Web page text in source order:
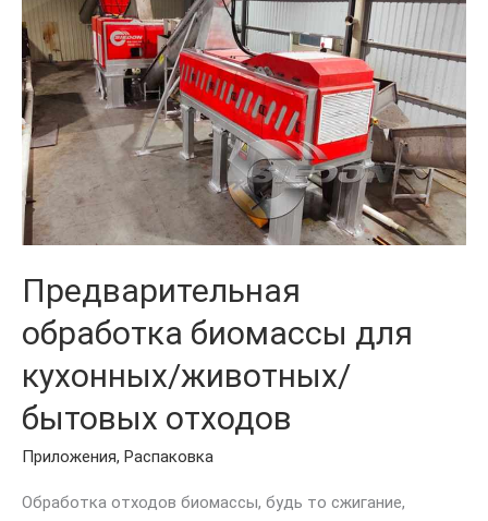
Предварительная
обработка биомассы для
кухонных/животных/
бытовых отходов
Приложения, Распаковка
Обработка отходов биомассы, будь то сжигание,
биомассы
для
кухонных/
животных/
бытовых
отходов